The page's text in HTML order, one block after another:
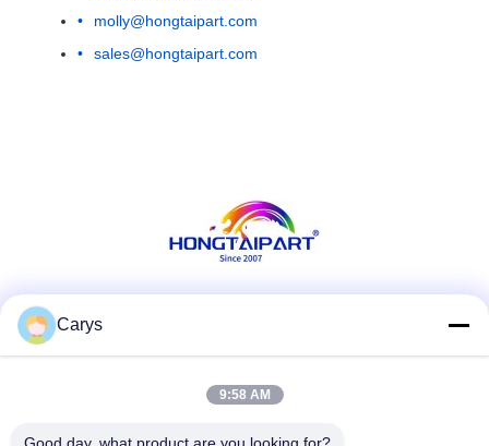
molly@hongtaipart.com
sales@hongtaipart.com
Carys
9:58 AM